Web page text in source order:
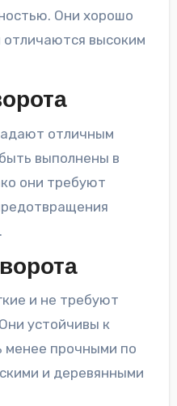
Они хорошо
высоким
отличным
выполнены в
они требуют
и не требуют
устойчивы к
менее прочными по
и деревянными